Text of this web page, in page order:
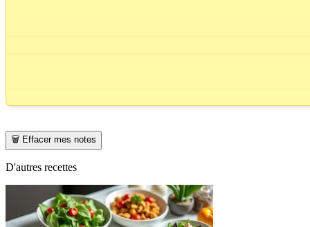
🗑️ Effacer mes notes
D'autres recettes